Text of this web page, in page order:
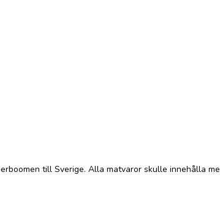
till Sverige. Alla matvaror skulle innehålla